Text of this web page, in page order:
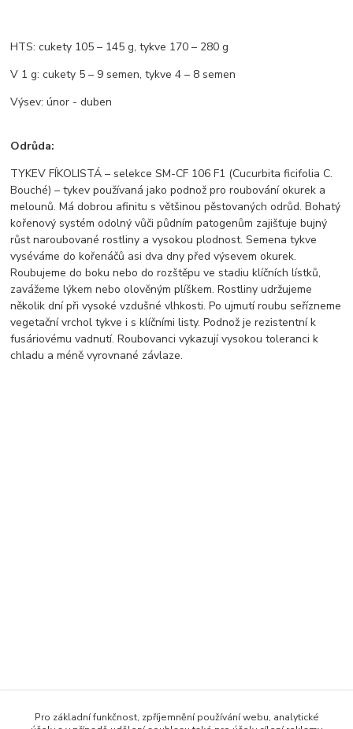
HTS: cukety 105 – 145 g, tykve 170 – 280 g
V 1 g: cukety 5 – 9 semen, tykve 4 – 8 semen
Výsev: únor - duben
Odrůda:
TYKEV FÍKOLISTÁ – selekce SM-CF 106 F1 (Cucurbita ficifolia C.
Bouché) – tykev používaná jako podnož pro roubování okurek a
melounů. Má dobrou afinitu s většinou pěstovaných odrůd. Bohatý
kořenový systém odolný vůči půdním patogenům zajišťuje bujný
růst naroubované rostliny a vysokou plodnost. Semena tykve
vyséváme do kořenáčů asi dva dny před výsevem okurek.
Roubujeme do boku nebo do rozštěpu ve stadiu klíčních lístků,
zavážeme lýkem nebo olověným plíškem. Rostliny udržujeme
několik dní při vysoké vzdušné vlhkosti. Po ujmutí roubu seřízneme
vegetační vrchol tykve i s klíčními listy. Podnož je rezistentní k
fusáriovému vadnutí. Roubovanci vykazují vysokou toleranci k
chladu a méně vyrovnané závlaze.
Dům a zahrada
Pro základní funkčnost, zpříjemnění používání webu, analytické